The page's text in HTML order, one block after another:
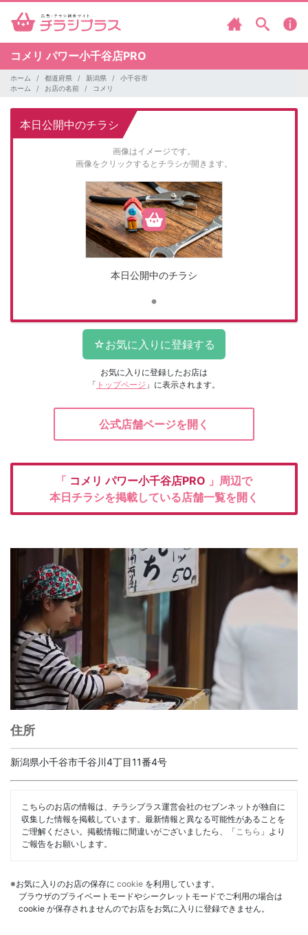
コメリ パワー小千谷店PRO
ホーム 都道府県 新潟県
小千谷市
ホーム
お店の名前 コメリ
本日公開中のチラシ
画像はイメージです。
画像をクリックするとチラシが開きます。
本日公開中のチラシ
お気に入りに登録したお店は
「 トップページ 」に表示されます。
公式店舗ページを開く
「 コメリパワー小千谷店PRO 」周辺で
本日チラシを掲載している店舗一覧を開く
住所
新潟県小千谷市千谷川4丁目11番4号
こちらのお店の情報は、チラシプラス運営会社のセブンネットが独自に
収集した情報を掲載しています。最新情報と異なる可能性があることを
ご理解ください。掲載情報に間違いがございましたら、「 こちら 」より
ご報告をお願いします。
※お気に入りのお店の保存に cookie を利用しています。
ブラウザのプライベートモードやシークレットモードでご利用の場合は
cookie が保存されませんのでお店をお気に入りに登録できません。